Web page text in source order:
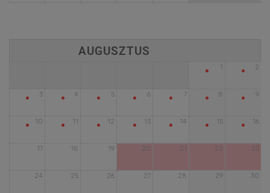
1
• 2
•
3
• 4
• 5
• 6
• 7
• 8
• 9
•
10
• 11
• 12
• 13
• 14
• 15
• 16
•
17 18 19 20 21 22 23
24 25 26 27 28 29 30